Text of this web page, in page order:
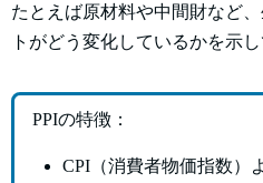
たとえば原材料や中間財など
トがどう変化しているかを示し
PPIの特徴：
CPI（消費者物価指数）